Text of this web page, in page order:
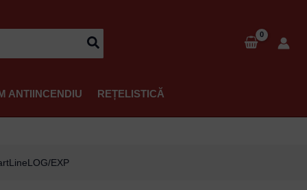
ANTIINCENDIU REȚELISTICĂ
EXP